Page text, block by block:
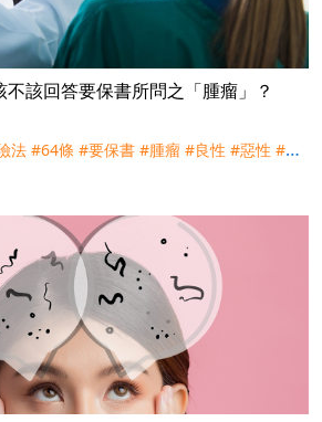
該回答要保書所問之「腫瘤」？
法 #64條 #要保書 #腫瘤 #良性 #惡性 #